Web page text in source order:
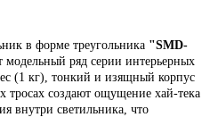
в форме треугольника "SMD-
модельный ряд серии интерьерных
(1 кг), тонкий и изящный корпус
тросах создают ощущение хай-тека
внутри светильника, что